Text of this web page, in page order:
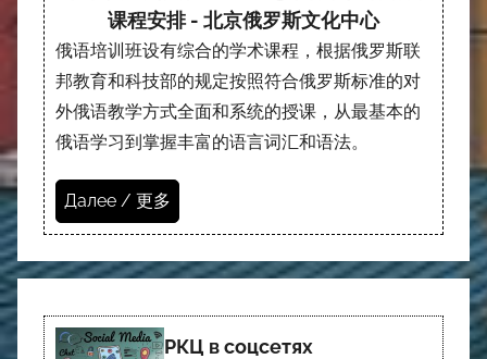
课程安排 - 北京俄罗斯文化中心
俄语培训班设有综合的学术课程，根据俄罗斯联
邦教育和科技部的规定按照符合俄罗斯标准的对
外俄语教学方式全面和系统的授课，从最基本的
俄语学习到掌握丰富的语言词汇和语法。
Далее / 更多
РКЦ в соцсетях